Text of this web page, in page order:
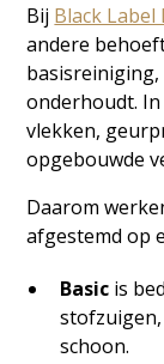
Bij Black
andere
onderhoudt.
vlekken,
opgebouwde
Daarom
afgestemd op
Basic is
schoon.